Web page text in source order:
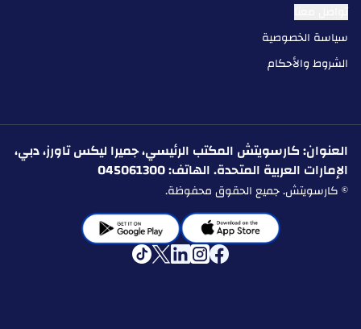
تواصل معنا
سياسة الخصوصية
الشروط والأحكام
العنوان: كارسويتش المكتب الرئيسي، جميرا ليكس تاورز، دبي،
الإمارات العربية المتحدة. الهاتف: 045061300
© كارسويتش. جميع الحقوق محفوظة.